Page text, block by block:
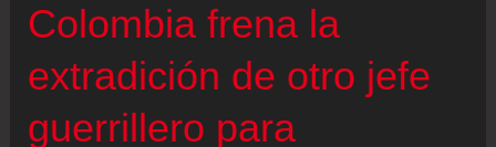
desplazamientos
al
Colombia frena la
extradición de otro jefe
guerrillero para